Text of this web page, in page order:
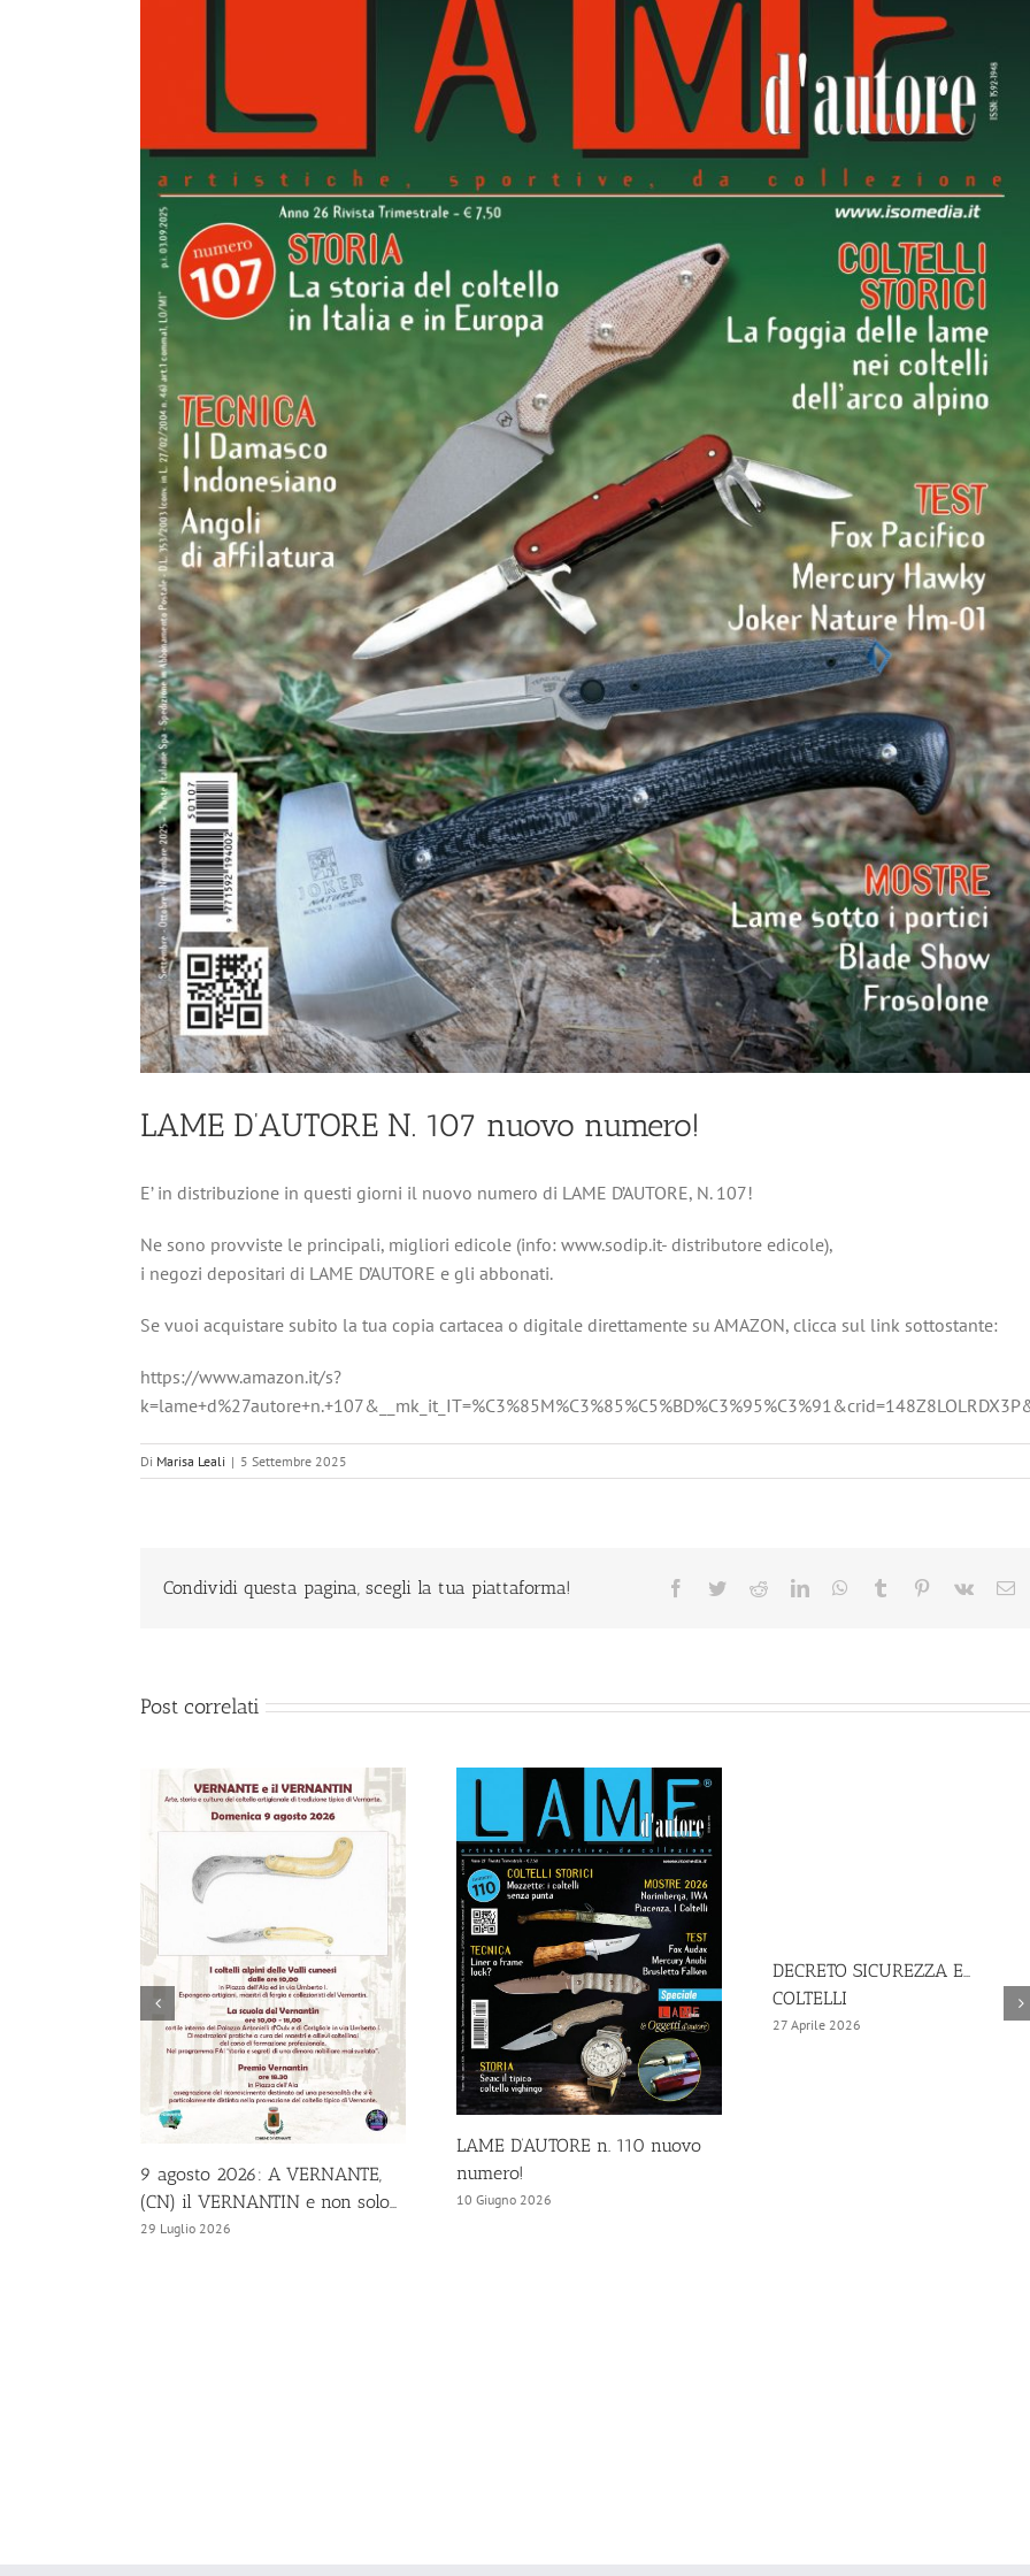
LAME D’AUTORE N. 107 nuovo numero!
E’ in distribuzione in questi giorni il nuovo numero di LAME D’AUTORE, N. 107!
Ne sono provviste le principali, migliori edicole (info: www.sodip.it- distributore edicole),
i negozi depositari di LAME D’AUTORE e gli abbonati.
Se vuoi acquistare subito la tua copia cartacea o digitale direttamente su AMAZON, clicca sul link sottostante:
https://www.amazon.it/s?
Di Marisa Leali | 5 Settembre 2025
Condividi questa pagina, scegli la tua piattaforma! Facebook
TwitterRedditLinkedInWhatsApp
Tumblr Pinterest
Vk
Post correlati
9 agosto 2026: A VERNANTE,
(CN) il VERNANTIN e non solo…
29 Luglio 2026
LAME D’AUTORE n. 110 nuovo
numero!
10 Giugno 2026
DECRETO SICUREZZA E…
COLTELLI
27 Aprile 2026